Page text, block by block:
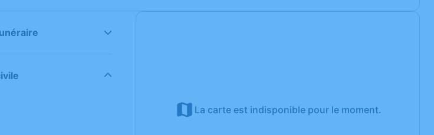
La carte est indisponible pour le moment.